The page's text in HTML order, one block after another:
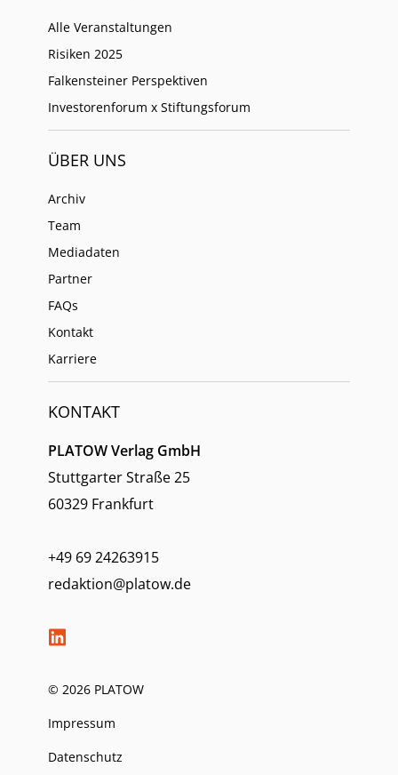
Alle Veranstaltungen
Risiken 2025
Falkensteiner Perspektiven
Investorenforum x Stiftungsforum
ÜBER UNS
Archiv
Team
Mediadaten
Partner
FAQs
Kontakt
Karriere
KONTAKT
PLATOW Verlag GmbH
Stuttgarter Straße 25
60329 Frankfurt
+49 69 24263915
redaktion@platow.de
© 2026 PLATOW
Impressum
Datenschutz